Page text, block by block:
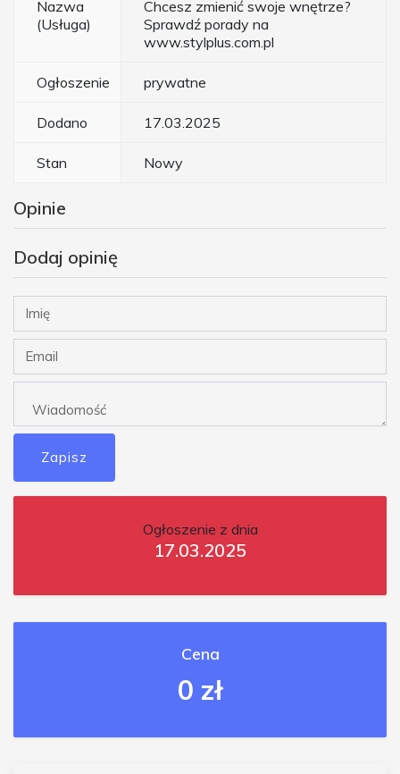
Nazwa
(Usługa)
Chcesz zmienić swoje wnętrze?
Sprawdź porady na
www.stylplus.com.pl
Ogłoszenie prywatne
Dodano 17.03.2025
Stan Nowy
Opinie
Dodaj opinię
Zapisz
Ogłoszenie z dnia
17.03.2025
Cena
0 zł